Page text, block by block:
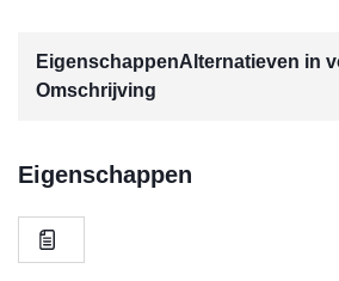
EigenschappenAlternatieven in
Omschrijving
Eigenschappen